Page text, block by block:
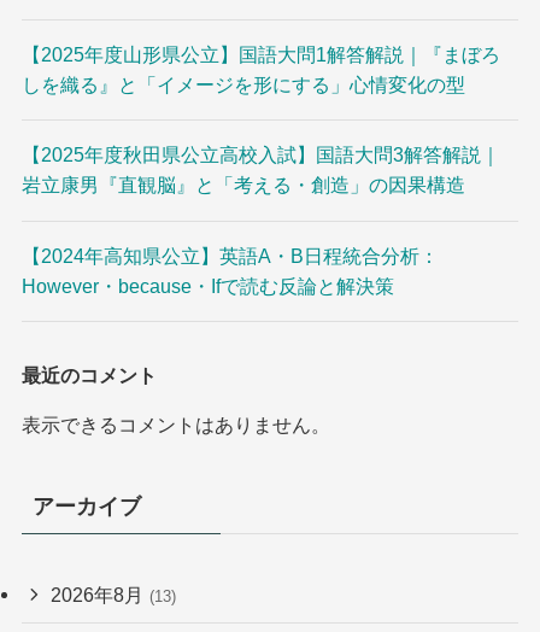
【2025年度山形県公立】国語大問1解答解説｜『まぼろ
しを織る』と「イメージを形にする」心情変化の型
【2025年度秋田県公立高校入試】国語大問3解答解説｜
岩立康男『直観脳』と「考える・創造」の因果構造
【2024年高知県公立】英語A・B日程統合分析：
However・because・Ifで読む反論と解決策
最近のコメント
表示できるコメントはありません。
アーカイブ
2026年8月 (13)